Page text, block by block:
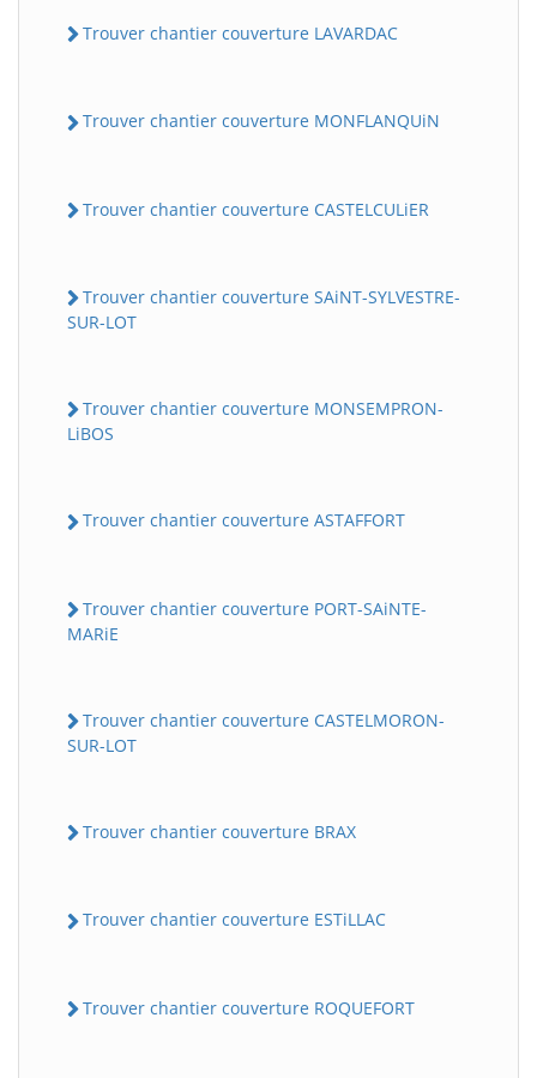
Trouver chantier couverture LAVARDAC
Trouver chantier couverture MONFLANQUiN
Trouver chantier couverture CASTELCULiER
Trouver chantier couverture SAiNT-SYLVESTRE-
SUR-LOT
Trouver chantier couverture MONSEMPRON-
LiBOS
Trouver chantier couverture ASTAFFORT
Trouver chantier couverture PORT-SAiNTE-
MARiE
Trouver chantier couverture CASTELMORON-
SUR-LOT
Trouver chantier couverture BRAX
Trouver chantier couverture ESTiLLAC
Trouver chantier couverture ROQUEFORT